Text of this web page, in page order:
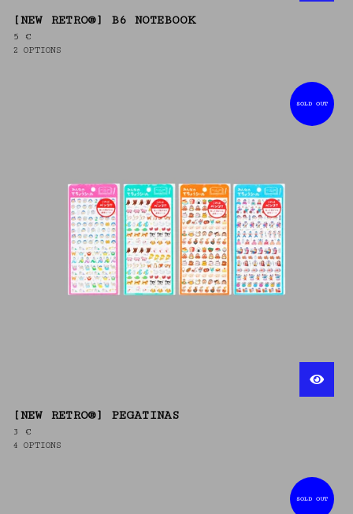
[NEW RETRO®] B6 NOTEBOOK
5 €
2 OPTIONS
SOLD OUT
[NEW RETRO®] PEGATINAS
3 €
4 OPTIONS
SOLD OUT